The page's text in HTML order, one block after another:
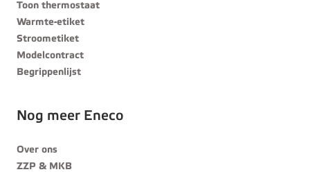
Toon thermostaat
Warmte-etiket
Stroometiket
Modelcontract
Begrippenlijst
Nog meer Eneco
Over ons
ZZP & MKB